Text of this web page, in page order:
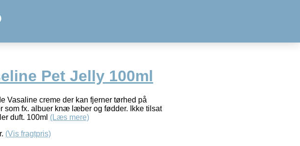
Pet Jelly 100ml
Vasaline creme der kan fjerner tørhed på
som fx. albuer knæ læber og fødder. Ikke tilsat
duft. 100ml (Læs mere)
(Vis fragtpris)